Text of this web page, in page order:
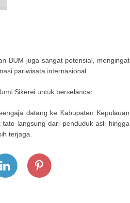
BUM juga sangat potensial, mengingat
pariwisata internasional.
Sikerei untuk berselancar.
datang ke Kabupaten Kepulauan
langsung dari penduduk asli hingga
terjaga.